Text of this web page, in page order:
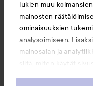
lukien muu
mainosten
ominaisuuksien
analysoimiseen.
mainosalan ja